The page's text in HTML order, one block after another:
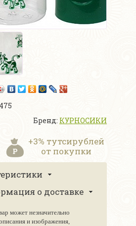
Бренд: КУРНОСИКИ
+3% тутсирублей
от покупки
о доставке
может незначительно
и изображения,